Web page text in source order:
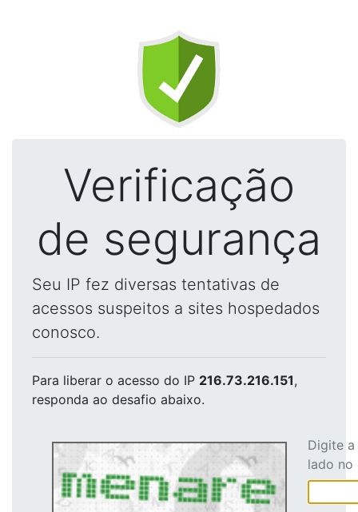
Verificação
de segurança
Seu IP fez diversas tentativas de
acessos suspeitos a sites hospedados
conosco.
Para liberar o acesso do IP 216.73.216.151,
responda ao desafio abaixo.
Digite
lado no